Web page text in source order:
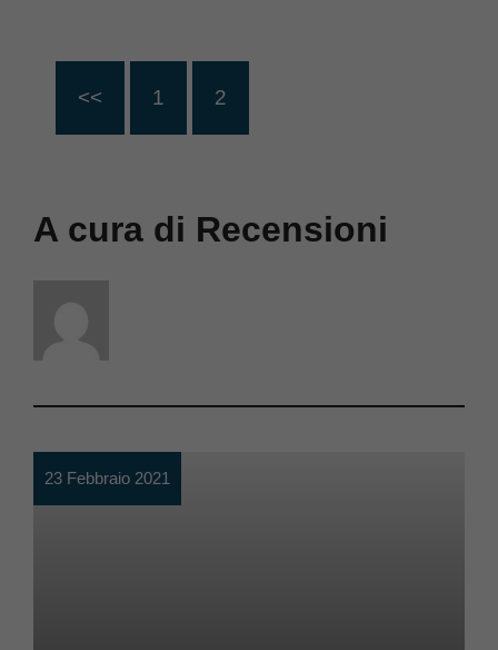
<< 1 2
A cura di Recensioni
23 Febbraio 2021